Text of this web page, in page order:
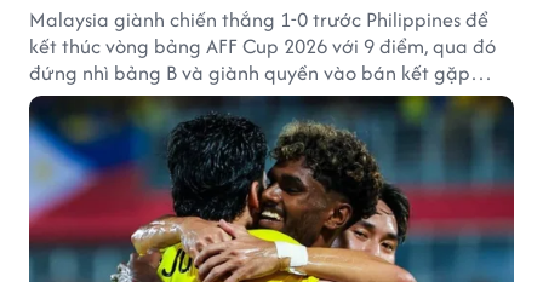
Malaysia giành chiến thắng 1-0 trước Philippines để
kết thúc vòng bảng AFF Cup 2026 với 9 điểm, qua đó
đứng nhì bảng B và giành quyền vào bán kết gặp
tuyển Việt Nam.